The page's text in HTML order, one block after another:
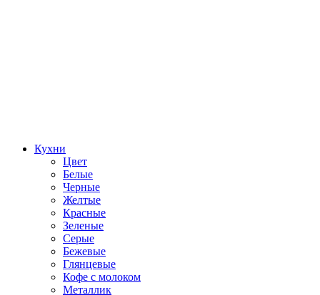
Кухни
Цвет
Белые
Черные
Желтые
Красные
Зеленые
Серые
Бежевые
Глянцевые
Кофе с молоком
Металлик